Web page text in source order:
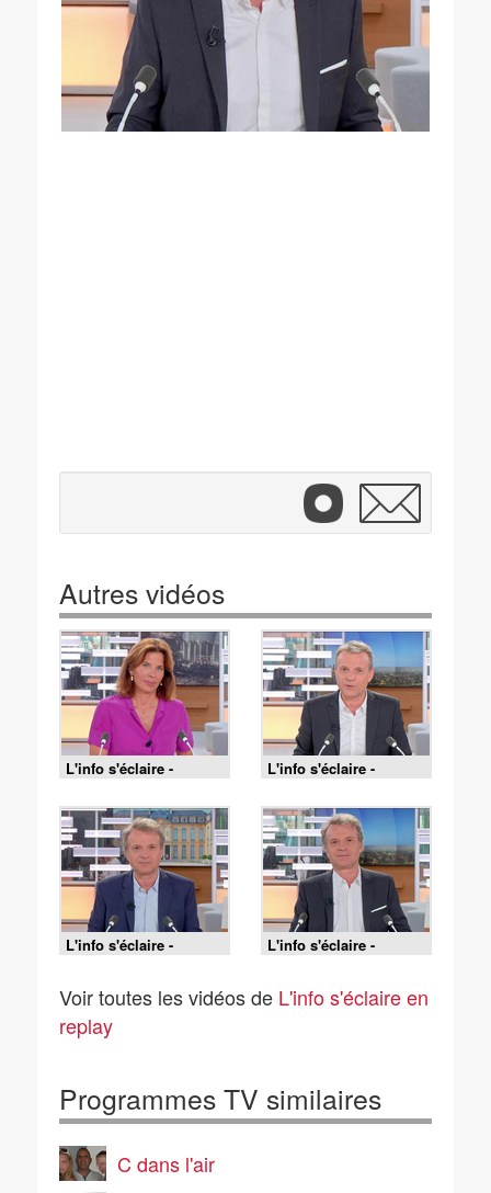
Autres vidéos
L'info s'éclaire -
03/07/2026
L'info s'éclaire -
02/07/2026
L'info s'éclaire -
01/07/2026
L'info s'éclaire -
30/06/2026
Voir toutes les vidéos de L'info s'éclaire en
replay
Programmes TV similaires
C dans l'air